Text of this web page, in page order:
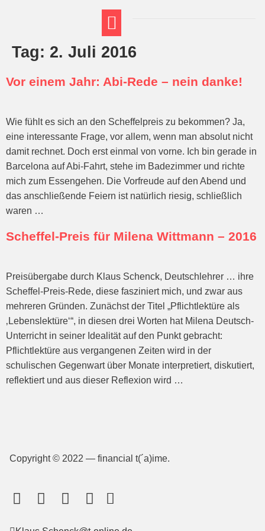
Tag: 2. Juli 2016
Vor einem Jahr: Abi-Rede – nein danke!
Wie fühlt es sich an den Scheffelpreis zu bekommen? Ja,
eine interessante Frage, vor allem, wenn man absolut nicht
damit rechnet. Doch erst einmal von vorne. Ich bin gerade in
Barcelona auf Abi-Fahrt, stehe im Badezimmer und richte
mich zum Essengehen. Die Vorfreude auf den Abend und
das anschließende Feiern ist natürlich riesig, schließlich
waren …
Scheffel-Preis für Milena Wittmann – 2016
Preisüber­gabe durch Klaus Schenck, Deutschlehrer … ihre
Scheffel-Preis-Rede, diese fasziniert mich, und zwar aus
meh­reren Grün­den. Zunächst der Titel „Pflichtlektüre als
‚Lebenslektüre‘“, in diesen drei Worten hat Milena Deutsch-
Unterricht in seiner Idealität auf den Punkt gebracht:
Pflichtlektüre aus vergangenen Zeiten wird in der
schulischen Ge­genwart über Monate interpre­tiert, diskutiert,
reflektiert und aus dieser Reflexion wird …
Copyright © 2022 — financial t(´a)ime.